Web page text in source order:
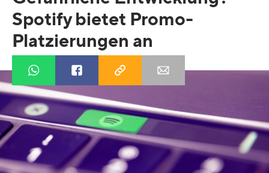
Spotify bietet Promo-
Platzierungen an